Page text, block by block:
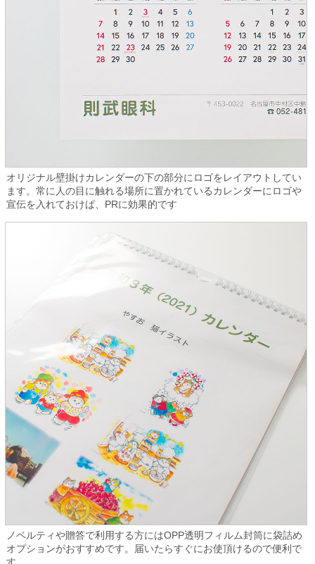
オリジナル壁掛けカレンダーの下の部分にロゴをレイアウトしてい
ます。常に人の目に触れる場所に置かれているカレンダーにロゴや
宣伝を入れておけば、PRに効果的です
ノベルティや贈答で利用する方にはOPP透明フィルム封筒に袋詰め
オプションがおすすめです。届いたらすぐにお使頂けるので便利で
す